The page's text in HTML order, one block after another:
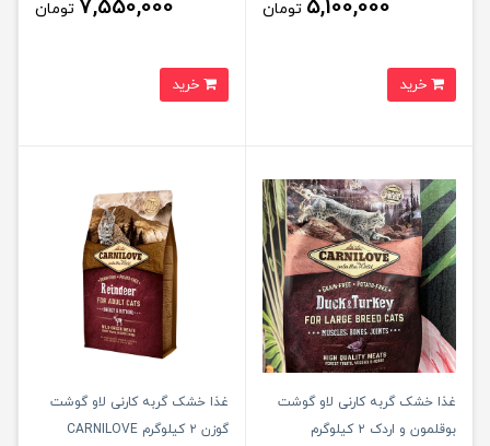
5,100,000 تومان 7,550,000 تومان
غذا خشک گربه کارنی لاو گوشت
بوقلمون و اردک ۲ کیلوگرم
غذا خشک گربه کارنی لاو گوشت
گوزن ۲ کیلوگرم CARNILOVE